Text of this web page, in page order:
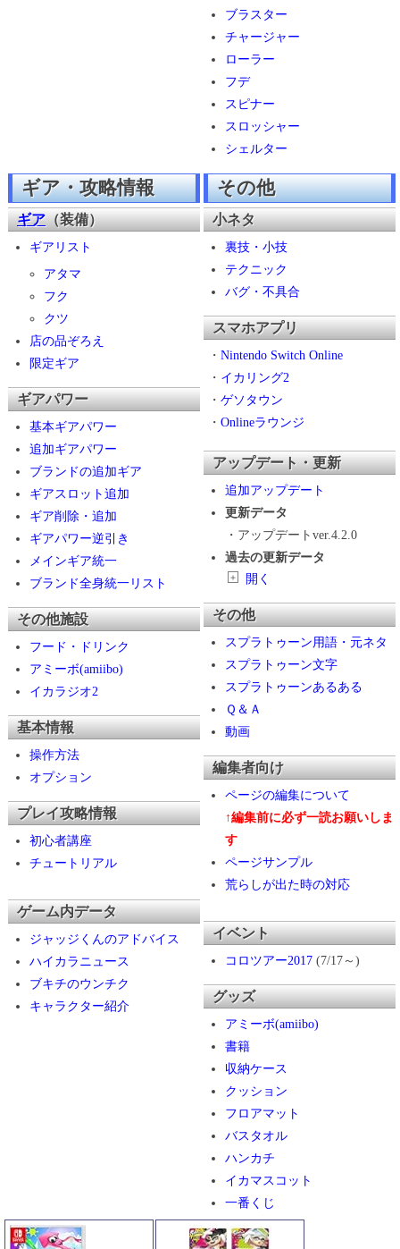
ブラスター
チャージャー
ローラー
フデ
スピナー
スロッシャー
シェルター
ギア・攻略情報
ギア（装備）
ギアリスト
アタマ
フク
クツ
店の品ぞろえ
限定ギア
ギアパワー
基本ギアパワー
追加ギアパワー
ブランドの追加ギア
ギアスロット追加
ギア削除・追加
ギアパワー逆引き
メインギア統一
ブランド全身統一リスト
その他施設
フード・ドリンク
アミーボ(amiibo)
イカラジオ2
基本情報
操作方法
オプション
プレイ攻略情報
初心者講座
チュートリアル
ゲーム内データ
ジャッジくんのアドバイス
ハイカラニュース
ブキチのウンチク
キャラクター紹介
その他
小ネタ
裏技・小技
テクニック
バグ・不具合
スマホアプリ
・ Nintendo Switch Online
・ イカリング2
・ ゲソタウン
・ Onlineラウンジ
アップデート・更新
追加アップデート
更新データ
・アップデートver.4.2.0
過去の更新データ
＋ 開く
その他
スプラトゥーン用語・元ネタ
スプラトゥーン文字
スプラトゥーンあるある
Ｑ＆Ａ
動画
編集者向け
ページの編集について
↑編集前に必ず一読お願いしま
す
ページサンプル
荒らしが出た時の対応
イベント
コロツアー2017 (7/17～)
グッズ
アミーボ(amiibo)
書籍
収納ケース
クッション
フロアマット
バスタオル
ハンカチ
イカマスコット
一番くじ